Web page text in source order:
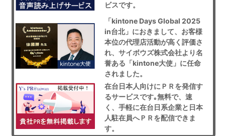
ビスです。
「kintone Days Global 2025
in台北」におきまして、お客様
本位の代理店活動が高く評価さ
れ、サイボウズ株式会社より名
誉ある「kintone大使」に任命
されました。
在台日本人向けにＰＲを発信す
るサービスです｡無料で、速
く、手軽に在台日系企業と日本
人駐在員へＰＲを配信できま
す。